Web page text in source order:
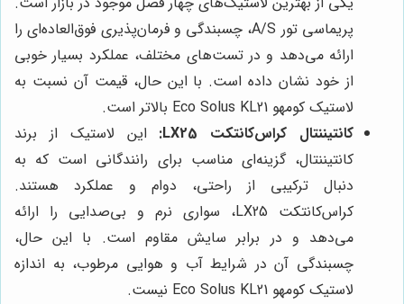
پریماسی تور A/S، چسبندگی و فرمان‌پذیری فوق‌العاده‌ای را
ارائه می‌دهد و در تست‌های مختلف، عملکرد بسیار خوبی
از خود نشان داده است. با این حال، قیمت آن نسبت به
لاستیک کومهو Eco Solus KL21 بالاتر است.
کانتیننتال کراس‌کانتکت LX25:
این لاستیک از برند
کانتیننتال، گزینه‌ای مناسب برای رانندگانی است که به
دنبال ترکیبی از راحتی، دوام و عملکرد هستند.
کراس‌کانتکت LX25، سواری نرم و بی‌صدایی را ارائه
می‌دهد و در برابر سایش مقاوم است. با این حال،
چسبندگی آن در شرایط آب و هوایی مرطوب، به اندازه
لاستیک کومهو Eco Solus KL21 نیست.